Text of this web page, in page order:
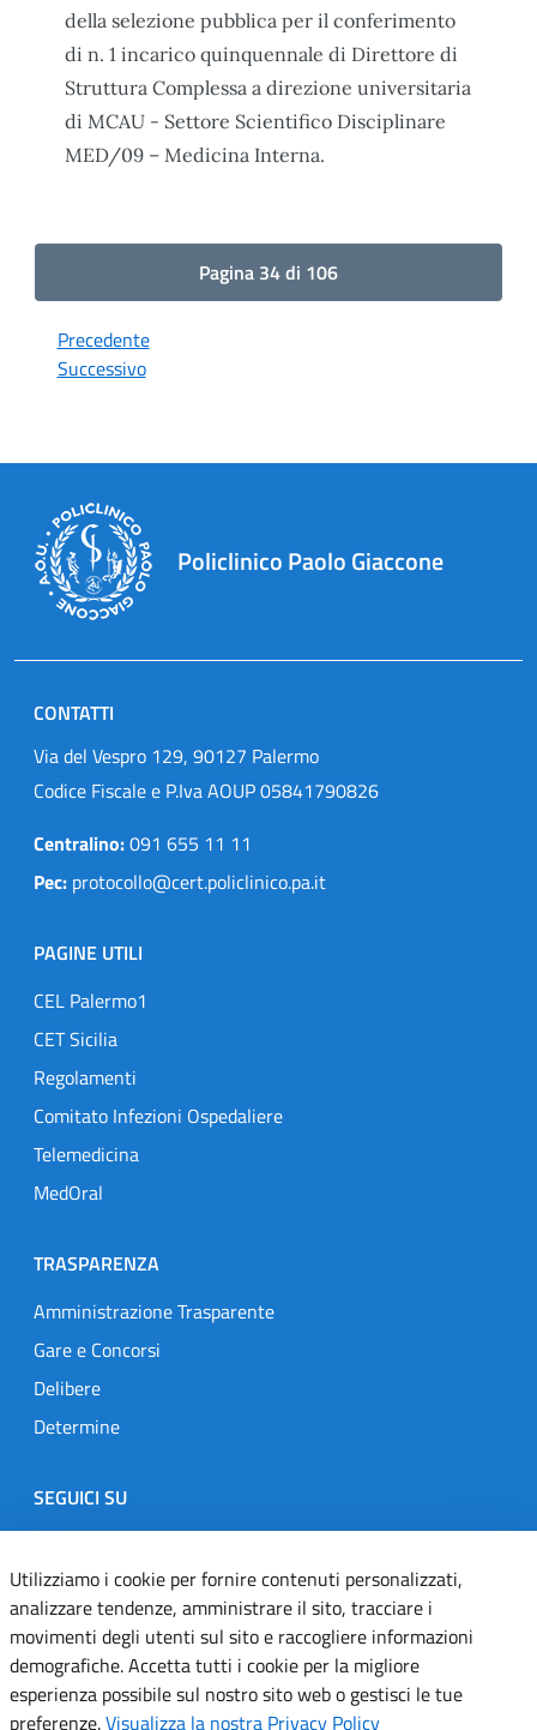
della selezione pubblica per il conferimento
di n. 1 incarico quinquennale di Direttore di
Struttura Complessa a direzione universitaria
di MCAU - Settore Scientifico Disciplinare
MED/09 – Medicina Interna.
Pagina 34 di 106
Precedente
Successivo
Policlinico Paolo Giaccone
CONTATTI
Via del Vespro 129, 90127 Palermo
Codice Fiscale e P.Iva AOUP 05841790826
Centralino:091 655 11 11
Pec: protocollo@cert.policlinico.pa.it
PAGINE UTILI
CEL Palermo1
CET Sicilia
Regolamenti
Comitato Infezioni Ospedaliere
Telemedicina
MedOral
TRASPARENZA
Amministrazione Trasparente
Gare e Concorsi
Delibere
Determine
SEGUICI SU
Designers Italia
TwitterInstagramYoutubeLinkedin
Dichiarazione di accessibilità
Informativa cookie
Utilizziamo i cookie per fornire contenuti personalizzati,
analizzare tendenze, amministrare il sito, tracciare i
movimenti degli utenti sul sito e raccogliere informazioni
demografiche. Accetta tutti i cookie per la migliore
esperienza possibile sul nostro sito web o gestisci le tue
preferenze.Visualizza la nostra Privacy Policy